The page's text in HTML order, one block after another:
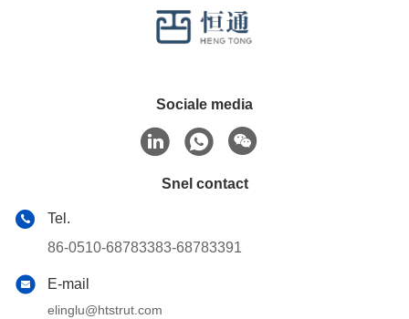
Sociale media
Snel contact
Tel.
86-0510-68783383-68783391
E-mail
elinglu@htstrut.com